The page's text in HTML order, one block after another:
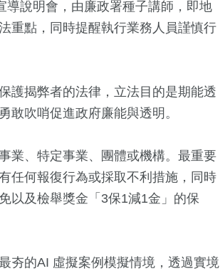
導說明會，由廉政署種子講師，即地
重點，同時提醒執行業務人員謹慎行
護揭弊者的法律，立法目的是期能透
敢吹哨促進政府廉能與透明。
業、特定事業、團體或機構。最重要
任何報復行為或採取不利措施，同時
以及檢舉獎金「3保1減1金」的保
夯的AI 虛擬案例模擬情境，透過實境
+
+
治
8+ 265+
115+
藝文
19+
兩岸道教文化交